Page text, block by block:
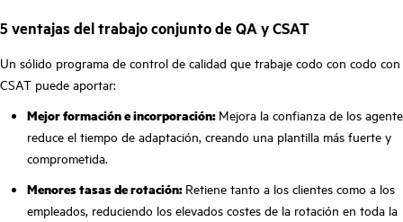
5 ventajas del trabajo conjunto de QA y CSAT
Un sólido programa de control de calidad que trabaje codo con codo con
CSAT puede aportar:
Mejor formación e incorporación: Mejora la confianza de los
reduce el tiempo de adaptación, creando una plantilla más fuerte y
comprometida.
Menores tasas de rotación: Retiene tanto a los clientes como a los
empleados, reduciendo los elevados costes de la rotación en toda la